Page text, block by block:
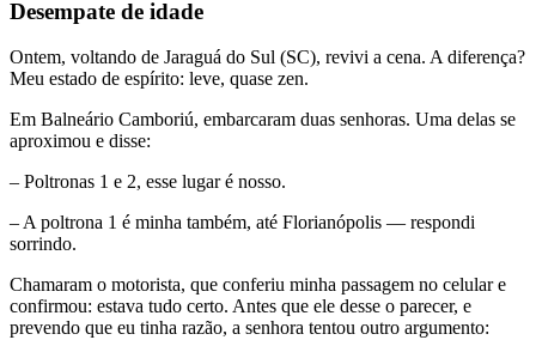
Desempate de idade
Ontem, voltando de Jaraguá do Sul (SC), revivi a cena. A diferença?
Meu estado de espírito: leve, quase zen.
Em Balneário Camboriú, embarcaram duas senhoras. Uma delas se
aproximou e disse:
– Poltronas 1 e 2, esse lugar é nosso.
– A poltrona 1 é minha também, até Florianópolis — respondi
sorrindo.
Chamaram o motorista, que conferiu minha passagem no celular e
confirmou: estava tudo certo. Antes que ele desse o parecer, e
prevendo que eu tinha razão, a senhora tentou outro argumento: